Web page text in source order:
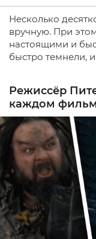
Несколько
вручную. При
настоящими и
быстро темнели,
Режиссёр
каждом